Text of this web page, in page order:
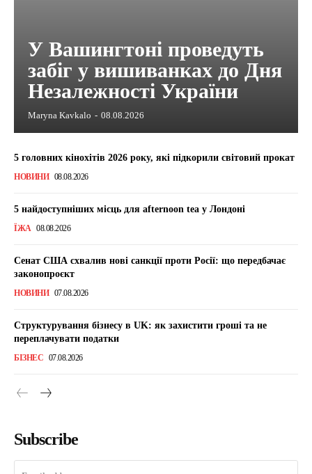
У Вашингтоні проведуть
забіг у вишиванках до Дня
Незалежності України
Maryna Kavkalo - 08.08.2026
5 головних кінохітів 2026 року, які підкорили світовий прокат
НОВИНИ 08.08.2026
5 найдоступніших місць для afternoon tea у Лондоні
ЇЖА 08.08.2026
Сенат США схвалив нові санкції проти Росії: що передбачає
законопроєкт
НОВИНИ 07.08.2026
Структурування бізнесу в UK: як захистити гроші та не
переплачувати податки
БІЗНЕС 07.08.2026
Subscribe